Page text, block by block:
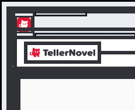
テラーノベル
アプリでサクサク楽しめる